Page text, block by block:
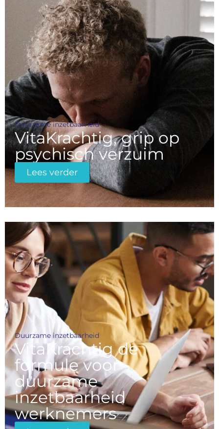
Duurzame inzetbaarheid
VitaKrachtig, grip op
psychisch verzuim
Lees verder
Duurzame inzetbaarheid
VitaKrachtig de
formule voor
duurzame
inzetbaarheid
werknemers